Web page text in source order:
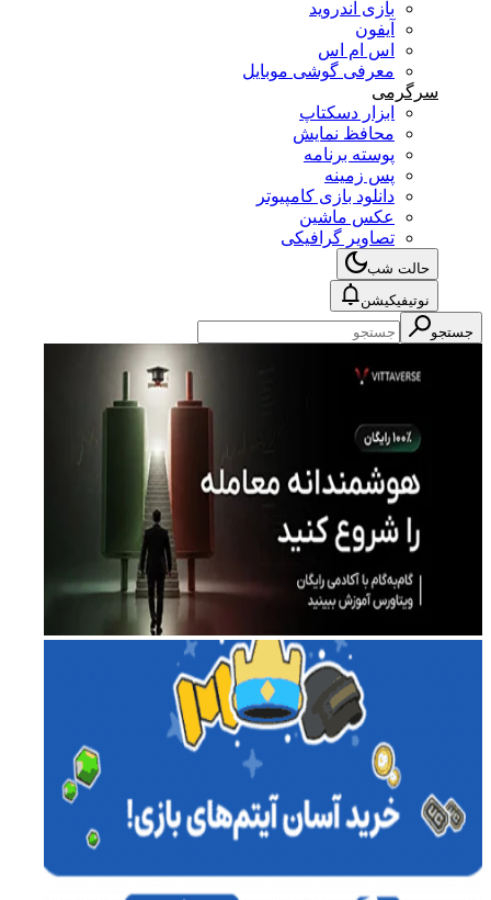
بازی اندروید
آیفون
اس ام اس
معرفی گوشی موبایل
سرگرمی
ابزار دسکتاپ
محافظ نمایش
پوسته برنامه
پس زمینه
دانلود بازی کامپیوتر
عکس ماشین
تصاویر گرافیکی
حالت شب
نوتیفیکیشن
جستجو